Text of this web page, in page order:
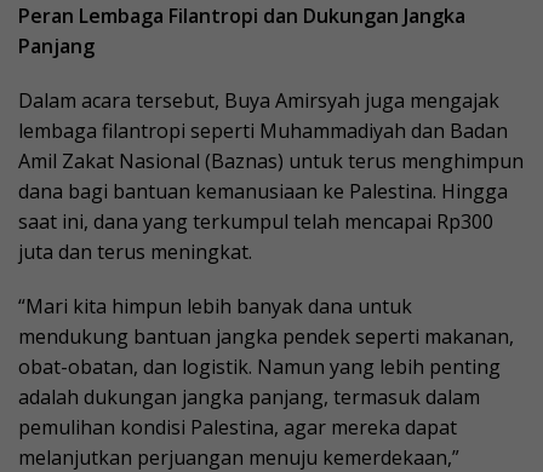
Peran Lembaga Filantropi dan Dukungan Jangka
Panjang
Dalam acara tersebut, Buya Amirsyah juga mengajak
lembaga filantropi seperti Muhammadiyah dan Badan
Amil Zakat Nasional (Baznas) untuk terus menghimpun
dana bagi bantuan kemanusiaan ke Palestina. Hingga
saat ini, dana yang terkumpul telah mencapai Rp300
juta dan terus meningkat.
“Mari kita himpun lebih banyak dana untuk
mendukung bantuan jangka pendek seperti makanan,
obat-obatan, dan logistik. Namun yang lebih penting
adalah dukungan jangka panjang, termasuk dalam
pemulihan kondisi Palestina, agar mereka dapat
melanjutkan perjuangan menuju kemerdekaan,”